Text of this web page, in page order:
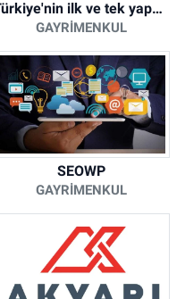
Türkiye'nin ilk ve tek yapay zeka destekli arsa ilan platformu
GAYRIMENKUL
SEOWP
GAYRIMENKUL